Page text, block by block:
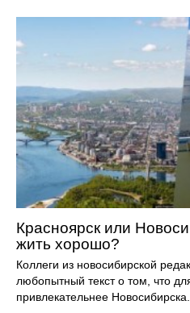
Красноярск или
жить хорошо?
Коллеги из новосибирской
любопытный текст о том, что
привлекательнее Новосибирска.